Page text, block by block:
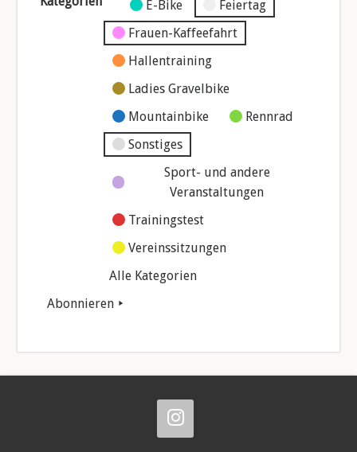
Kategorie
ohne
Titel
E-Bike
Feiertag
Frauen-Kaffeefahrt
Hallentraining
Ladies Gravelbike
Mountainbike
Rennrad
Sonstiges
Sport- und andere
Veranstaltungen
Trainingstest
Vereinssitzungen
Alle Kategorien
Abonnieren